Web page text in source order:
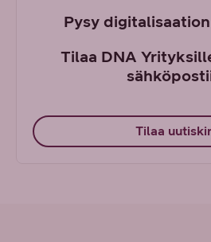
Pysy
Tilaa DNA
Tilaa